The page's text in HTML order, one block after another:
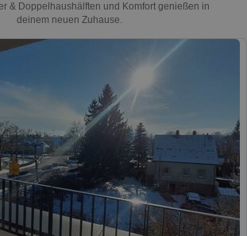
& Doppelhaushälften und Komfort genießen in
deinem neuen Zuhause.